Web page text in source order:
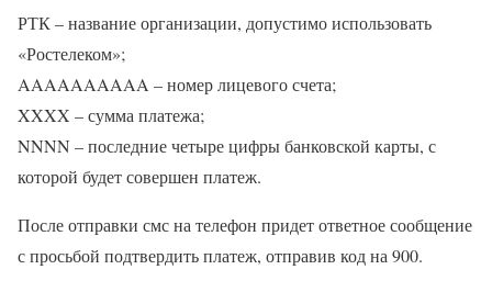
РТК – название организации, допустимо использовать
«Ростелеком»;
AAAAAAAAAA – номер лицевого счета;
XXXX – сумма платежа;
NNNN – последние четыре цифры банковской карты, с
которой будет совершен платеж.
После отправки смс на телефон придет ответное сообщение
с просьбой подтвердить платеж, отправив код на 900.